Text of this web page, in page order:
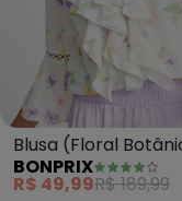
Blusa (Floral
em Crepe Plano
BONPRIX
R$ 49,99R$ 189,99